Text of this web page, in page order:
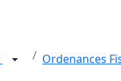
Ordenances